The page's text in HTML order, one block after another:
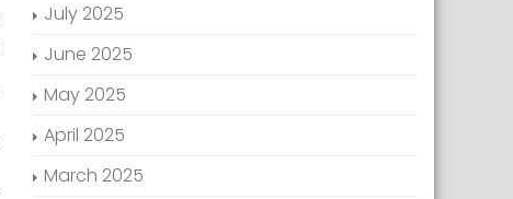
July 2025
June 2025
May 2025
April 2025
March 2025